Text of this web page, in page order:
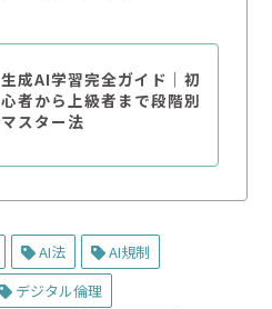
生成AI学習完全ガイド｜初
心者から上級者まで段階別
マスター法
AI法
AI規制
デジタル倫理